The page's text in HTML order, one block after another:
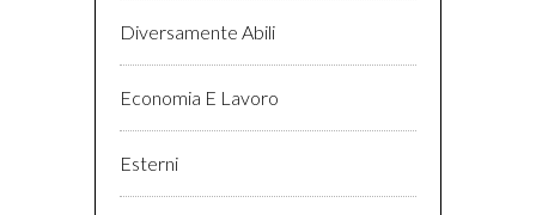
Diversamente Abili
Economia E Lavoro
Esterni